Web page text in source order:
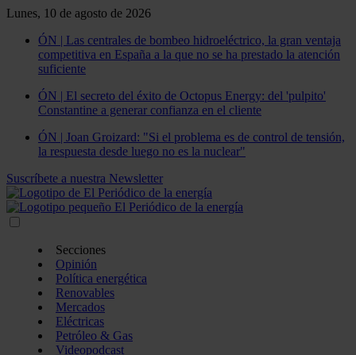
Lunes, 10 de agosto de 2026
ÓN | Las centrales de bombeo hidroeléctrico, la gran ventaja
competitiva en España a la que no se ha prestado la atención
suficiente
ÓN | El secreto del éxito de Octopus Energy: del 'pulpito'
Constantine a generar confianza en el cliente
ÓN | Joan Groizard: "Si el problema es de control de tensión,
la respuesta desde luego no es la nuclear"
Suscríbete a nuestra Newsletter
Secciones
Opinión
Política energética
Renovables
Mercados
Eléctricas
Petróleo & Gas
Videopodcast